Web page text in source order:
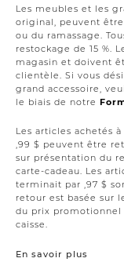
Les meubles et les
original, peuvent
ou du ramassage.
restockage de 15 %.
magasin et doivent
clientèle. Si vous
grand accessoire,
le biais de notre
Les articles achetés
,99 $ peuvent être
sur présentation du
carte-cadeau. Les
terminait par ,97 $
retour est basée sur
du prix promotionnel
caisse.
En savoir plus